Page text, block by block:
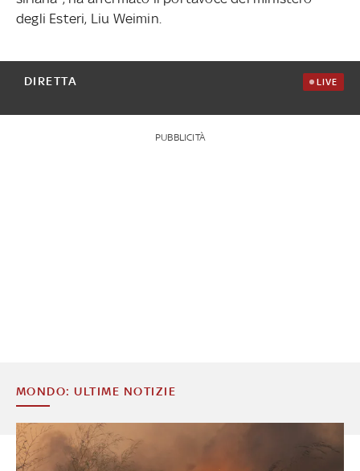
degli Esteri, Liu Weimin.
DIRETTA LIVE
PUBBLICITÀ
MONDO: ULTIME NOTIZIE